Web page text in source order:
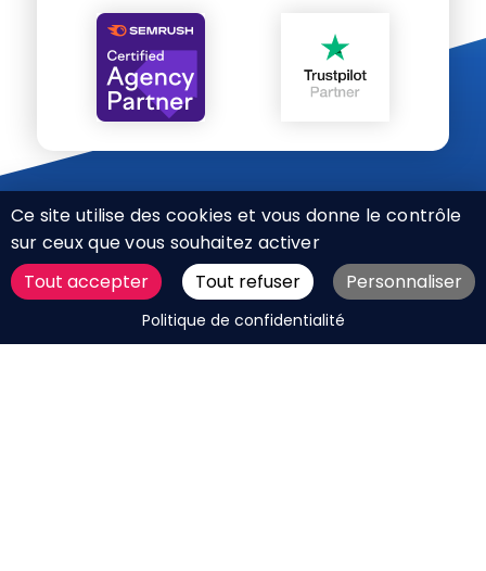
DEMANDER UN DEVIS
CHARTE RÉSEAUX SOCIAUX
MENTIONS LÉGALES
Ce site utilise des cookies et vous donne le contrôle
sur ceux que vous souhaitez activer
Tout accepter
Tout refuser Personnaliser
Politique de confidentialité